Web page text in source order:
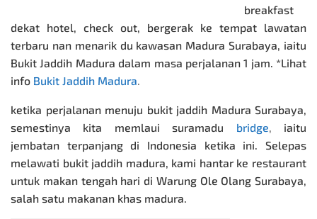
breakfast
dekat hotel, check out, bergerak ke tempat lawatan
terbaru nan menarik du kawasan Madura Surabaya, iaitu
Bukit Jaddih Madura dalam masa perjalanan 1 jam. *Lihat
info Bukit Jaddih Madura.
ketika perjalanan menuju bukit jaddih Madura Surabaya,
semestinya kita memlaui suramadu
bridge, iaitu
jembatan terpanjang di Indonesia ketika ini. Selepas
melawati bukit jaddih madura, kami hantar ke restaurant
untuk makan tengah hari di Warung Ole Olang Surabaya,
salah satu makanan khas madura.